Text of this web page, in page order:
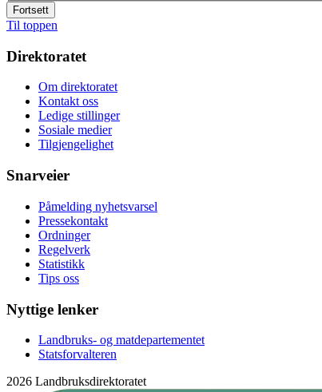
Fortsett
Til toppen
Direktoratet
Om direktoratet
Kontakt oss
Ledige stillinger
Sosiale medier
Tilgjengelighet
Snarveier
Påmelding nyhetsvarsel
Pressekontakt
Ordninger
Regelverk
Statistikk
Tips oss
Nyttige lenker
Landbruks- og matdepartementet
Statsforvalteren
2026 Landbruksdirektoratet